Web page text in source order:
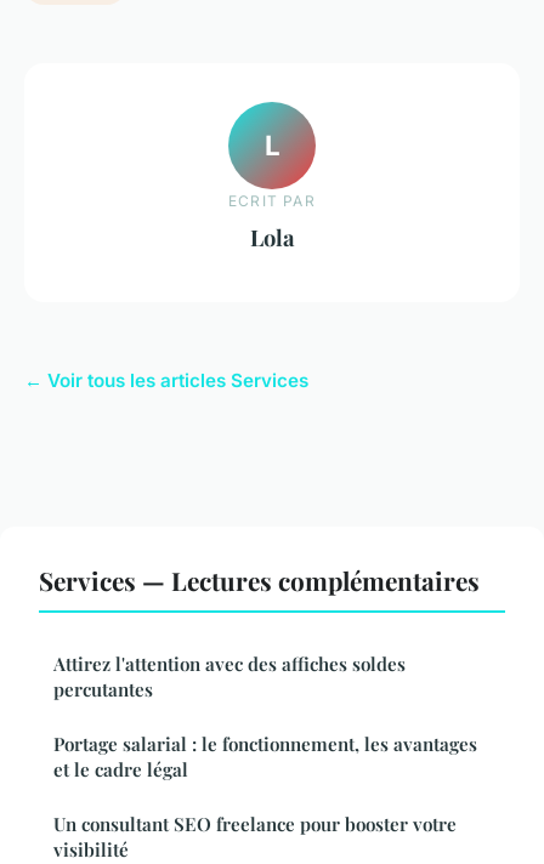
L
ECRIT PAR
Lola
← Voir tous les articles Services
Services — Lectures complémentaires
Attirez l'attention avec des affiches soldes
percutantes
Portage salarial : le fonctionnement, les avantages
et le cadre légal
Un consultant SEO freelance pour booster votre
visibilité